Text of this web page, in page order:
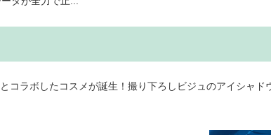
コラボしたコスメが誕生！撮り下ろしビジュのアイシャド